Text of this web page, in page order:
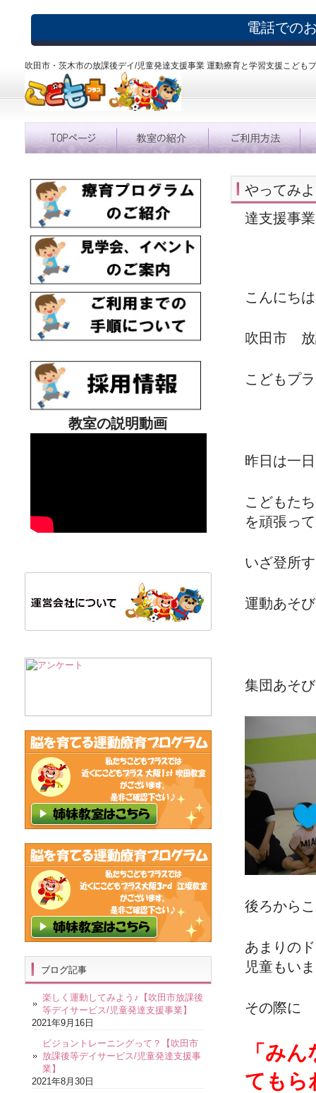
電話での
吹田市・茨木市の放課後デイ/児童発達支援事業 運動療育と学習支援こども
やってみ
達支援事
こんにち
吹田市 放
こどもプ
昨日は一
こどもた
を頑張っ
いざ登所
運動あそ
集団あそ
後ろから
あまりの
児童もい
その際に
「み
てもら
教室の説明動画
ブログ記事
楽しく運動してみよう♪【吹田市放課後
等デイサービス/児童発達支援事業】
2021年9月16日
ビジョントレーニングって？【吹田市
放課後等デイサービス/児童発達支援事
業】
2021年8月30日